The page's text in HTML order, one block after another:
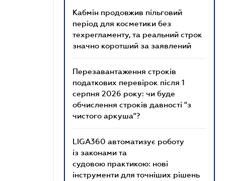
Кабмін продовжив пільговий
період для косметики без
техрегламенту, та реальний строк
значно коротший за заявлений
Перезавантаження строків
податкових перевірок після 1
серпня 2026 року: чи буде
обчислення строків давності "з
чистого аркуша"?
LIGA360 автоматизує роботу
із законами та
судовою практикою: нові
інструменти для точніших рішень